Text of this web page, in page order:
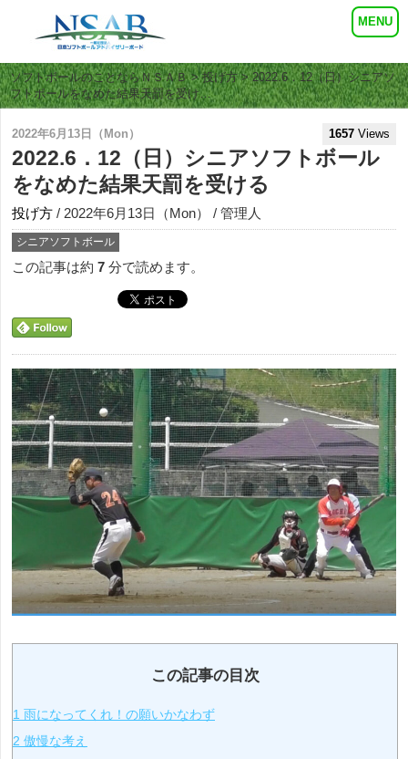
ソフトボールのことならＮＳＡＢ>投げ方> 2022.6．12（日）シニアソ
フトボールをなめた結果天罰を受け…
2022年6月13日（Mon） 1657 Views
2022.6．12（日）シニアソフトボール
をなめた結果天罰を受ける
投げ方 / 2022年6月13日（Mon） / 管理人
シニアソフトボール
この記事は約 7 分で読めます。
この記事の目次
1 雨になってくれ！の願いかなわず
2 傲慢な考え